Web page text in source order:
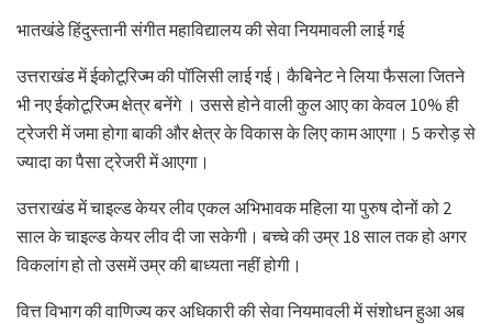
भातखंडे हिंदुस्तानी संगीत महाविद्यालय की सेवा नियमावली लाई गई
उत्तराखंड में ईकोटूरिज्म की पॉलिसी लाई गई। कैबिनेट ने लिया फैसला जितने
भी नए ईकोटूरिज्म क्षेत्र बनेंगे । उससे होने वाली कुल आए का केवल 10% ही
ट्रेजरी में जमा होगा बाकी और क्षेत्र के विकास के लिए काम आएगा। 5 करोड़ से
ज्यादा का पैसा ट्रेजरी में आएगा।
उत्तराखंड में चाइल्ड केयर लीव एकल अभिभावक महिला या पुरुष दोनों को 2
साल के चाइल्ड केयर लीव दी जा सकेगी। बच्चे की उम्र 18 साल तक हो अगर
विकलांग हो तो उसमें उम्र की बाध्यता नहीं होगी।
वित्त विभाग की वाणिज्य कर अधिकारी की सेवा नियमावली में संशोधन हुआ अब